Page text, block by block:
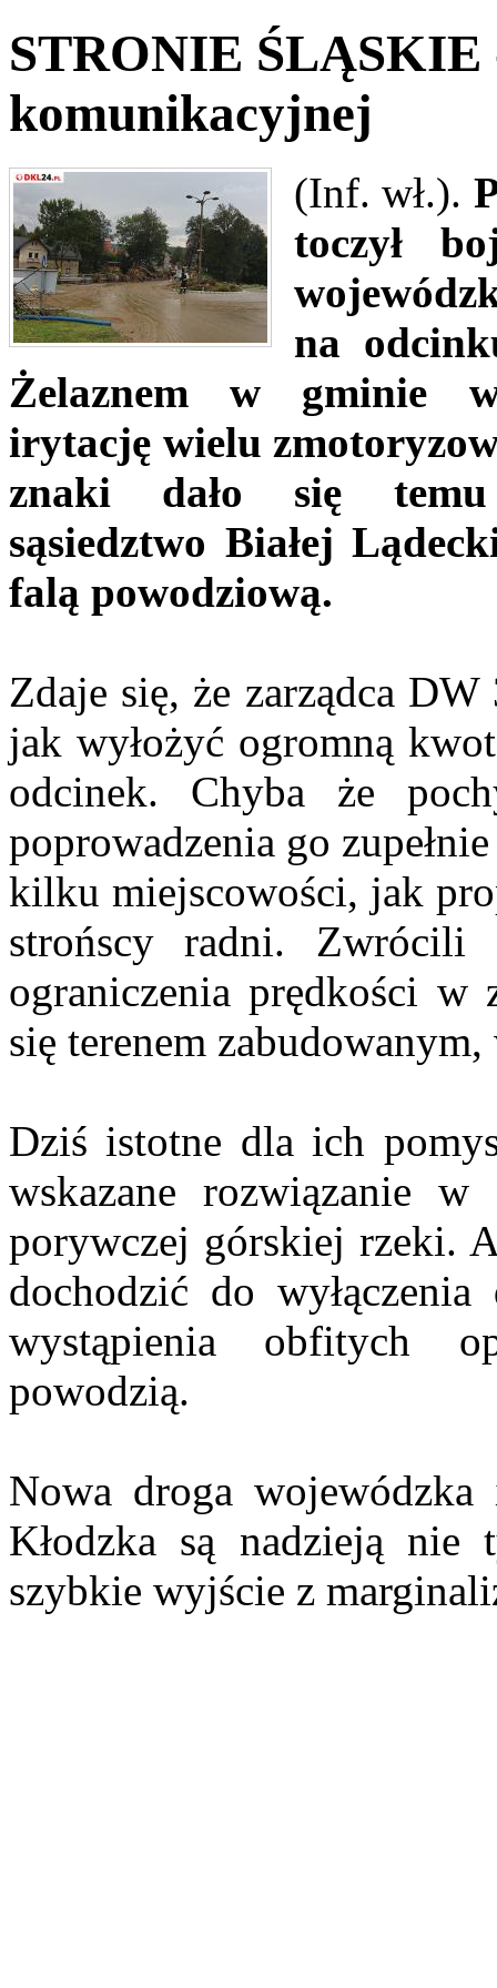
STRONIE
komunikacyjnej
(Inf. wł.).
toczył
na
Żelaznem w gminie
irytację wielu
znaki dało się temu
sąsiedztwo Białej
falą powodziową.
Zdaje się, że zarządca
jak wyłożyć ogromną
odcinek. Chyba że
poprowadzenia go
kilku miejscowości, jak
strońscy radni.
ograniczenia prędkości
się terenem
Dziś istotne dla ich
wskazane rozwiązanie
porywczej górskiej rzeki.
dochodzić do
wystąpienia obfitych
powodzią.
Nowa droga
Kłodzka są nadzieją nie
szybkie wyjście z